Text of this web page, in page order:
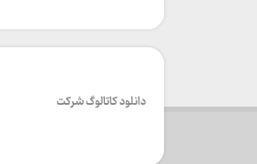
دانلود کاتالوگ شرکت